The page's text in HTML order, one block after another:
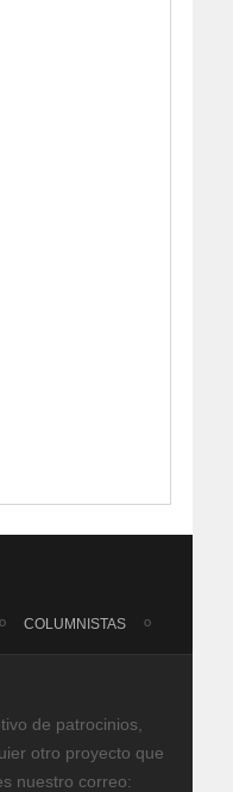
COLUMNISTAS
de patrocinios,
otro proyecto que
nuestro correo: